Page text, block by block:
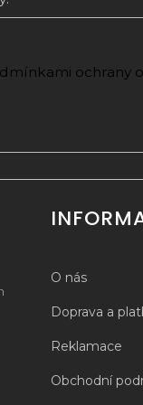
ochrany
O nás
Doprava a
Reklamace
Obchodní